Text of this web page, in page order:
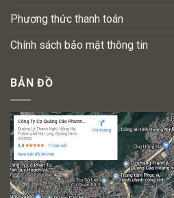
Phương thức thanh toán
Chính sách bảo mật thông tin
BẢN ĐỒ